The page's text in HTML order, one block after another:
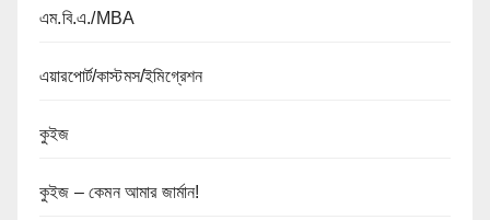
এম.বি.এ./MBA
এয়ারপোর্ট/কাস্টমস/ইমিগ্রেশন
কুইজ
কুইজ – কেমন আমার জার্মান!